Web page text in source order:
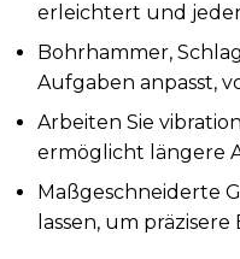
erleichtert und
Bohrhammer,
Aufgaben anpasst,
Arbeiten Sie
ermöglicht längere
Maßgeschneiderte
lassen, um